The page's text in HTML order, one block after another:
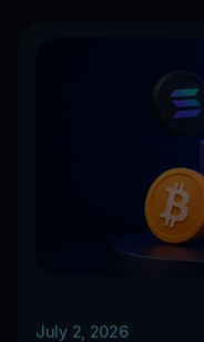
July 2, 2026